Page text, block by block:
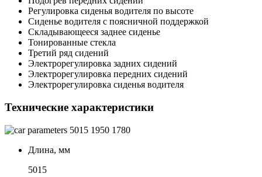
Регулировка сиденья водителя по высоте
Сиденье водителя с поясничной поддержкой
Складывающееся заднее сиденье
Тонированные стекла
Третий ряд сидений
Электрорегулировка задних сидений
Электрорегулировка передних сидений
Электрорегулировка сиденья водителя
Технические характеристики
5015 1950 1780
Длина, мм
5015